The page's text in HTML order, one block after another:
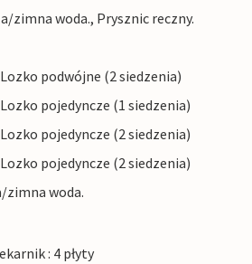
zimna woda., Prysznic reczny.
podwójne (2 siedzenia)
pojedyncze (1 siedzenia)
pojedyncze (2 siedzenia)
pojedyncze (2 siedzenia)
zimna woda.
: 4 płyty